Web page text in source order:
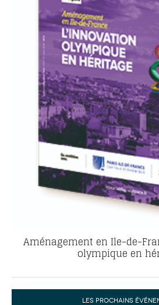
Aménagement en Ile-de-
olympique en
LES PROCHAINS